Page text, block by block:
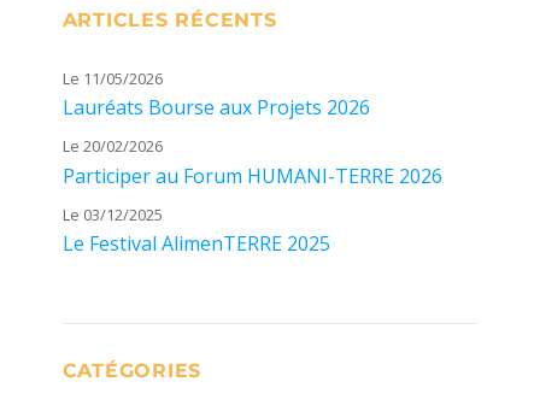
ARTICLES RÉCENTS
Le 11/05/2026
Lauréats Bourse aux Projets 2026
Le 20/02/2026
Participer au Forum HUMANI-TERRE 2026
Le 03/12/2025
Le Festival AlimenTERRE 2025
CATÉGORIES